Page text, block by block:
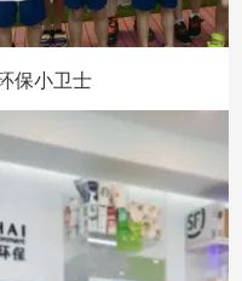
保小卫士